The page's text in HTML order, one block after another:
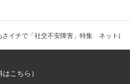
さイチで「社交不安障害」特集 ネットに
こちら）